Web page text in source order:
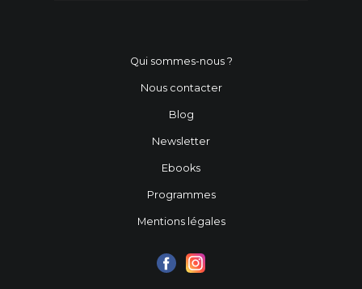
Qui sommes-nous ?
Nous contacter
Blog
Newsletter
Ebooks
Programmes
Mentions légales